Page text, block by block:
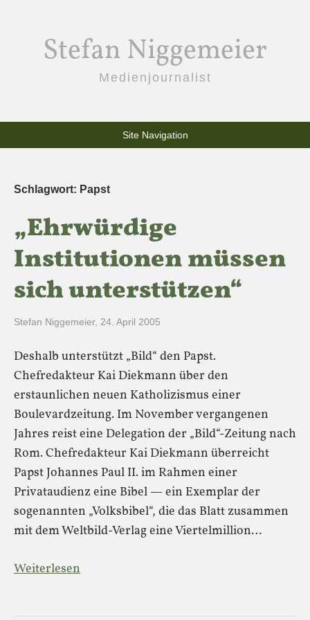
Stefan Niggemeier
Medienjournalist
Site Navigation
Schlagwort: Papst
„Ehrwürdige
Institutionen müssen
sich unterstützen“
Stefan Niggemeier, 24. April 2005
Deshalb unterstützt „Bild“ den Papst.
Chefredakteur Kai Diekmann über den
erstaunlichen neuen Katholizismus einer
Boulevardzeitung. Im November vergangenen
Jahres reist eine Delegation der „Bild“-Zeitung nach
Rom. Chefredakteur Kai Diekmann überreicht
Papst Johannes Paul II. im Rahmen einer
Privataudienz eine Bibel — ein Exemplar der
sogenannten „Volksbibel“, die das Blatt zusammen
mit dem Weltbild-Verlag eine Viertelmillion…
Weiterlesen